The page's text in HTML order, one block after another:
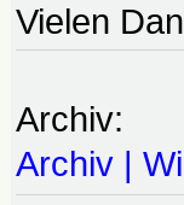
Vielen
Archiv:
Archiv |